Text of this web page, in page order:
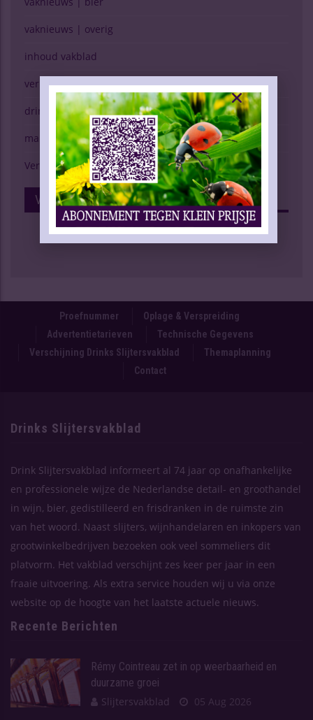
vaknieuws | overig
inhoud vakblad
verkopen (g)een kunst
drinken & gezondheid
marktspiegel
Verschijning Drinks Slijtersvakblad
Volg Ons Op Facebook
Proefnummer
Oplage & Verspreiding
Advertentietarieven
Technische Gegevens
Verschijning Drinks Slijtersvakblad
Themaplanning
Contact
Drinks Slijtersvakblad
Drink Slijtersvakblad informeert al 74 jaar op onafhankelijke
en professionele wijze de Nederlandse detail- en groothandel
in wijn, bier, gedistilleerd en frisdranken in de ruimste zin
van het woord. Naast slijters, wijnhandelaren en inkopers van
grootwinkelbedrijven bezoeken ook veel sommeliers dit
platvorm. Het vakblad verschijnt zes keer per jaar in een
fraaie uitvoering. Als extra service houden wij u via onze
website op de hoogte van het laatste actuele nieuws.
Recente Berichten
Rémy Cointreau zet in op weerbaarheid en
duurzame groei
Slijtersvakblad
05 Aug 2026